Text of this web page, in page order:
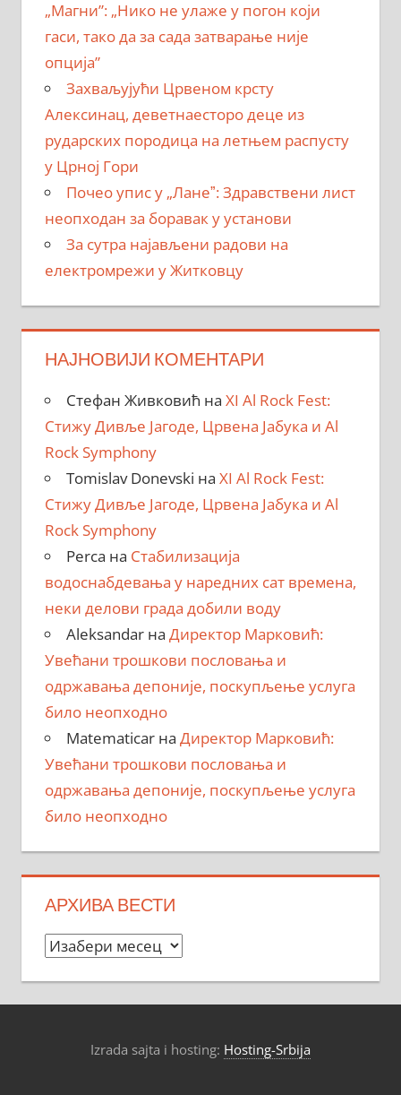
„Магни”: „Нико не улаже у погон који
гаси, тако да за сада затварање није
опција”
Захваљујући Црвеном крсту
Алексинац, деветнаесторо деце из
рударских породица на летњем распусту
у Црној Гори
Почео упис у „Ланеˮ: Здравствени лист
неопходан за боравак у установи
За сутра најављени радови на
електромрежи у Житковцу
НАЈНОВИЈИ КОМЕНТАРИ
Стефан Живковић на XI Al Rock Fest:
Стижу Дивље Јагоде, Црвена Јабука и Al
Rock Symphony
Tomislav Donevski на XI Al Rock Fest:
Стижу Дивље Јагоде, Црвена Јабука и Al
Rock Symphony
Perca на Стабилизација
водоснабдевања у наредних сат времена,
неки делови града добили воду
Aleksandarна Директор Марковић:
Увећани трошкови пословања и
одржавања депоније, поскупљење услуга
било неопходно
Matematicarна Директор Марковић:
Увећани трошкови пословања и
одржавања депоније, поскупљење услуга
било неопходно
АРХИВА ВЕСТИ
Архива
Izrada sajta i hosting: Hosting-Srbija